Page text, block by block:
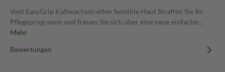
Veet EasyGrip Kaltwachsstreifen Sensible Haut Straffen Sie Ihr
Pflegeprogramm und freuen Sie sich über eine neue einfache…
Mehr
Bewertungen